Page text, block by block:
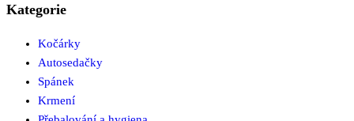
Kategorie
Kočárky
Autosedačky
Spánek
Krmení